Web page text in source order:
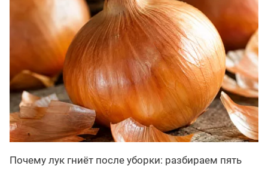
Почему лук гниёт после уборки: разбираем пять